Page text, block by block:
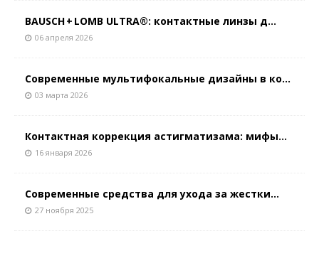
BAUSCH + LOMB ULTRA®: контактные линзы д...
06 апреля 2026
Современные мультифокальные дизайны в ко...
03 марта 2026
Контактная коррекция астигматизaма: мифы...
16 января 2026
Современные средства для ухода за жестки...
27 ноября 2025